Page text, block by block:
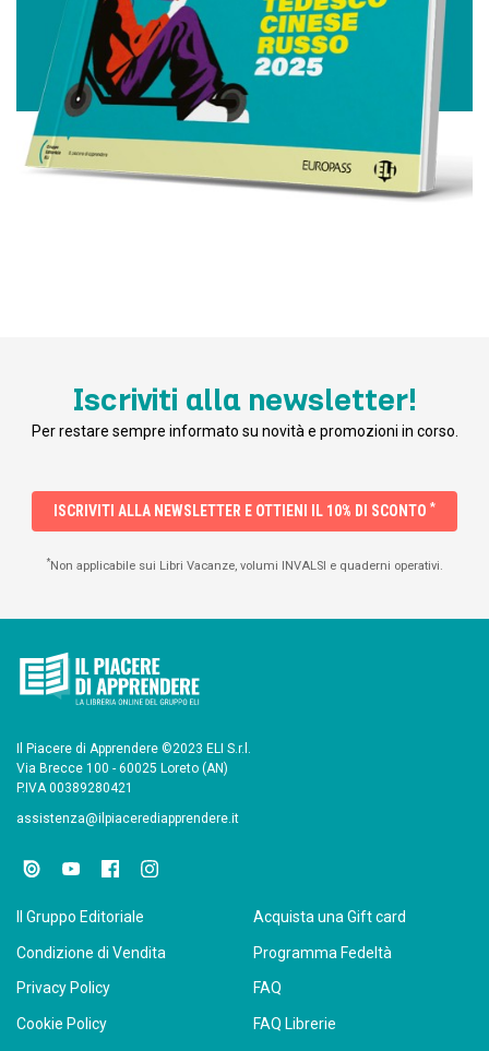
Iscriviti alla newsletter!
Per restare sempre informato su novità e promozioni in corso.
ISCRIVITI ALLA NEWSLETTER E OTTIENI IL 10% DI SCONTO *
*Non applicabile sui Libri Vacanze, volumi INVALSI e quaderni operativi.
Il Piacere di Apprendere ©2023 ELI S.r.l.
Via Brecce 100 - 60025 Loreto (AN)
P.IVA 00389280421
assistenza@ilpiacerediapprendere.it
Il Gruppo Editoriale
Condizione di Vendita
Privacy Policy
Cookie Policy
Acquista una Gift card
Programma Fedeltà
FAQ
FAQ Librerie